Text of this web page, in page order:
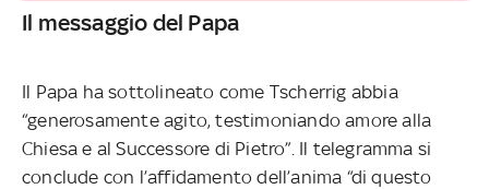
Il messaggio del Papa
Il Papa ha sottolineato come Tscherrig abbia
“generosamente agito, testimoniando amore alla
Chiesa e al Successore di Pietro”. Il telegramma si
conclude con l’affidamento dell’anima “di questo